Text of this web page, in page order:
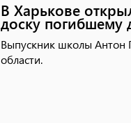
В Харькове
доску погибшему
Выпускник школы Антон
области.